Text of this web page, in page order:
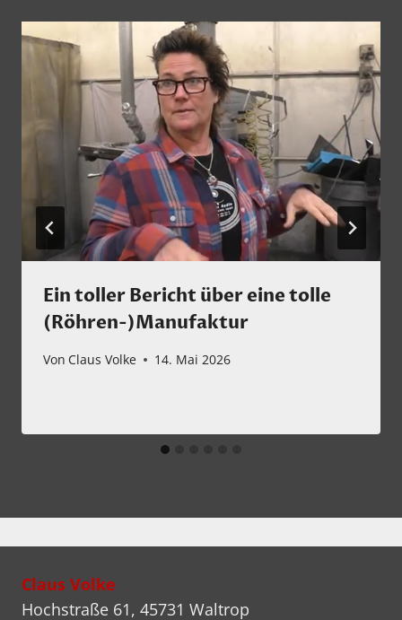
Ein toller Bericht über eine tolle
(Röhren-)Manufaktur
Von Claus Volke 14. Mai 2026
Claus Volke
Hochstraße 61, 45731 Waltrop